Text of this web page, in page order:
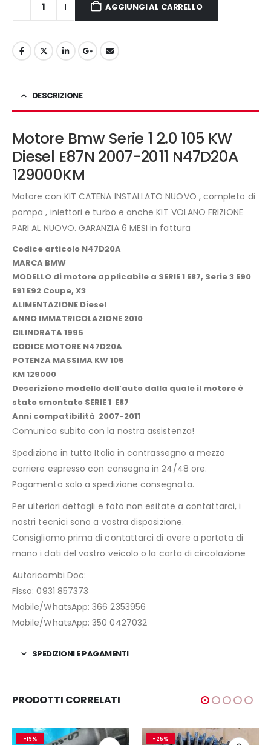
AGGIUNGI AL CARRELLO
DESCRIZIONE
Motore Bmw Serie 1 2.0 105 KW
Diesel E87N 2007-2011 N47D20A
129000KM
Motore con KIT CATENA INSTALLATO NUOVO , completo di
pompa , iniettori e turbo e anche KIT VOLANO FRIZIONE
PARI AL NUOVO. GARANZIA 6 MESI in fattura
Codice articolo N47D20A
MARCA BMW
MODELLO di motore applicabile a SERIE 1 E87, Serie 3 E90
E91 E92 Coupe, X3
ALIMENTAZIONE Diesel
ANNO IMMATRICOLAZIONE 2010
CILINDRATA 1995
CODICE MOTORE N47D20A
POTENZA MASSIMA KW 105
KM 129000
Descrizione modello dell’auto dalla quale il motore è
stato smontato SERIE 1 E87
Anni compatibilità 2007-2011
Comunica subito con la nostra assistenza!
Spedizione in tutta Italia in contrassegno a mezzo
corriere espresso con consegna in 24/48 ore.
Pagamento solo a spedizione consegnata.
Per ulteriori dettagli e foto non esitate a contattarci, i
nostri tecnici sono a vostra disposizione.
Consigliamo prima di contattarci di avere a portata di
mano i dati del vostro veicolo o la carta di circolazione
Autoricambi Doc:
Fisso: 0931 857373
Mobile/WhatsApp: 366 2353956
Mobile/WhatsApp: 350 0427032
SPEDIZIONI E PAGAMENTI
PRODOTTI CORRELATI
-19% -25%